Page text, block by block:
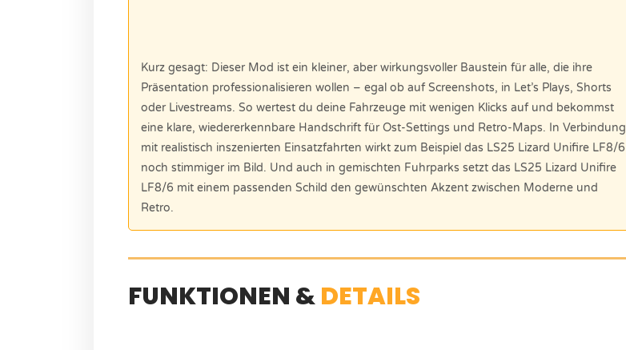
Kurz gesagt: Dieser Mod ist ein kleiner, aber wirkungsvoller Baustein für alle, die ihre
Präsentation professionalisieren wollen – egal ob auf Screenshots, in Let’s Plays, Shorts
oder Livestreams. So wertest du deine Fahrzeuge mit wenigen Klicks auf und bekommst
eine klare, wiedererkennbare Handschrift für Ost-Settings und Retro-Maps. In Verbindung
mit realistisch inszenierten Einsatzfahrten wirkt zum Beispiel das LS25 Lizard Unifire LF8/6
noch stimmiger im Bild. Und auch in gemischten Fuhrparks setzt das LS25 Lizard Unifire
LF8/6 mit einem passenden Schild den gewünschten Akzent zwischen Moderne und
Retro.
FUNKTIONEN &DETAILS